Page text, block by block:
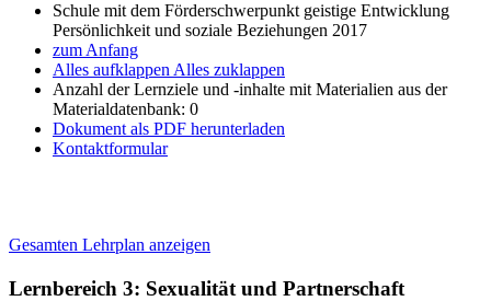
Schule mit dem Förderschwerpunkt geistige Entwicklung
Persönlichkeit und soziale Beziehungen 2017
zum Anfang
Alles aufklappen Alles zuklappen
Anzahl der Lernziele und -inhalte mit Materialien aus der
Materialdatenbank: 0
Dokument als PDF herunterladen
Kontaktformular
Gesamten Lehrplan anzeigen
Lernbereich 3: Sexualität und Partnerschaft